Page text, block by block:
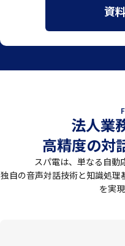
資
法人業
高精度の対
スパ電は、単なる自動
独自の音声対話技術と知識処
を実